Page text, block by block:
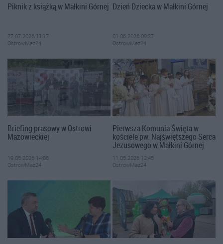
Piknik z książką w Małkini Górnej
27.07.2026 11:17
OstrowMaz24
Dzień Dziecka w Małkini Górnej
01.06.2026 09:37
OstrowMaz24
Briefing prasowy w Ostrowi
Mazowieckiej
19.05.2026 14:08
OstrowMaz24
Pierwsza Komunia Święta w
kościele pw. Najświętszego Serca
Jezusowego w Małkini Górnej
11.05.2026 12:45
OstrowMaz24